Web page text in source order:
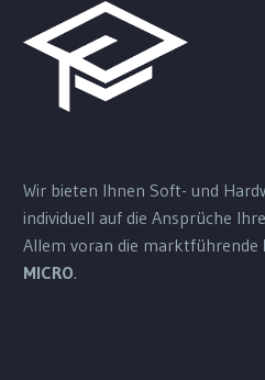
Wir bieten Ihnen Soft- und
individuell auf die Ansprüche
Allem voran die marktführende
MICRO.